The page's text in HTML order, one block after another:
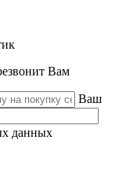
Вам
Ваш
данных